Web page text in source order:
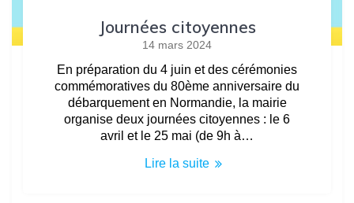
Journées citoyennes
14 mars 2024
En préparation du 4 juin et des cérémonies
commémoratives du 80ème anniversaire du
débarquement en Normandie, la mairie
organise deux journées citoyennes : le 6
avril et le 25 mai (de 9h à…
Lire la suite